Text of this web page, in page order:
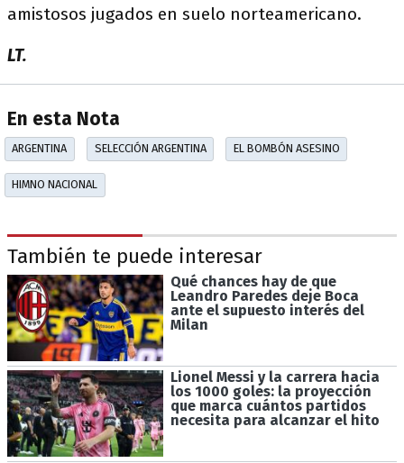
amistosos jugados en suelo norteamericano.
LT.
En esta Nota
ARGENTINA SELECCIÓN ARGENTINA EL BOMBÓN ASESINO
HIMNO NACIONAL
También te puede interesar
Qué chances hay de que
Leandro Paredes deje Boca
ante el supuesto interés del
Milan
Lionel Messi y la carrera hacia
los 1000 goles: la proyección
que marca cuántos partidos
necesita para alcanzar el hito